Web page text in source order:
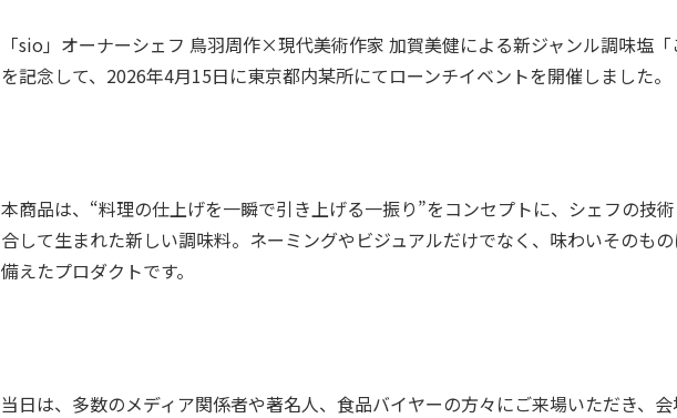
「sio」オーナーシェフ 鳥羽周作×現代美術作家 加賀美健による新ジャンル調味塩
を記念して、2026年4月15日に東京都内某所にてローンチイベントを開催しました。
本商品は、“料理の仕上げを一瞬で引き上げる一振り”をコンセプトに、シェフの技
合して生まれた新しい調味料。ネーミングやビジュアルだけでなく、味わいそのも
備えたプロダクトです。
当日は、多数のメディア関係者や著名人、食品バイヤーの方々にご来場いただき、